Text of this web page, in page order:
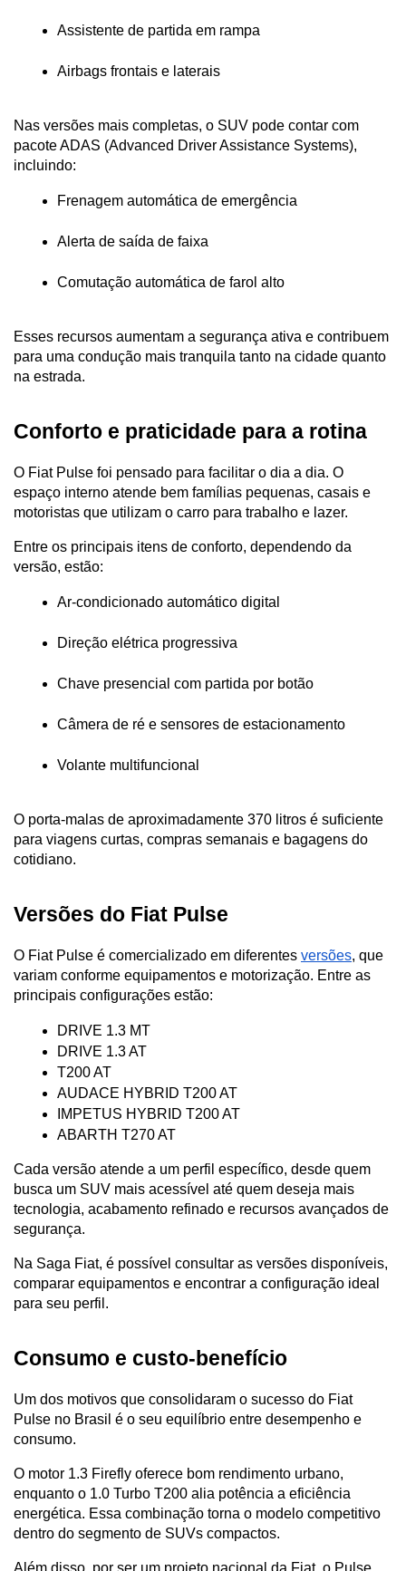
Assistente de partida em rampa
Airbags frontais e laterais
Nas versões mais completas, o SUV pode contar com
pacote ADAS (Advanced Driver Assistance Systems),
incluindo:
Frenagem automática de emergência
Alerta de saída de faixa
Comutação automática de farol alto
Esses recursos aumentam a segurança ativa e contribuem
para uma condução mais tranquila tanto na cidade quanto
na estrada.
Conforto e praticidade para a rotina
O Fiat Pulse foi pensado para facilitar o dia a dia. O
espaço interno atende bem famílias pequenas, casais e
motoristas que utilizam o carro para trabalho e lazer.
Entre os principais itens de conforto, dependendo da
versão, estão:
Ar-condicionado automático digital
Direção elétrica progressiva
Chave presencial com partida por botão
Câmera de ré e sensores de estacionamento
Volante multifuncional
O porta-malas de aproximadamente 370 litros é suficiente
para viagens curtas, compras semanais e bagagens do
cotidiano.
Versões do Fiat Pulse
O Fiat Pulse é comercializado em diferentes versões, que
variam conforme equipamentos e motorização. Entre as
principais configurações estão:
DRIVE 1.3 MT
DRIVE 1.3 AT
T200 AT
AUDACE HYBRID T200 AT
IMPETUS HYBRID T200 AT
ABARTH T270 AT
Cada versão atende a um perfil específico, desde quem
busca um SUV mais acessível até quem deseja mais
tecnologia, acabamento refinado e recursos avançados de
segurança.
Na Saga Fiat, é possível consultar as versões disponíveis,
comparar equipamentos e encontrar a configuração ideal
para seu perfil.
Consumo e custo-benefício
Um dos motivos que consolidaram o sucesso do Fiat
Pulse no Brasil é o seu equilíbrio entre desempenho e
consumo.
O motor 1.3 Firefly oferece bom rendimento urbano,
enquanto o 1.0 Turbo T200 alia potência a eficiência
energética. Essa combinação torna o modelo competitivo
dentro do segmento de SUVs compactos.
Além disso, por ser um projeto nacional da Fiat, o Pulse